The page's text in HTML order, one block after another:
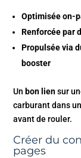
Optimisée on-
Renforcée par
Propulsée via
booster
Un bon liensur
carburant dans
avant de rouler.
Créer du
pages